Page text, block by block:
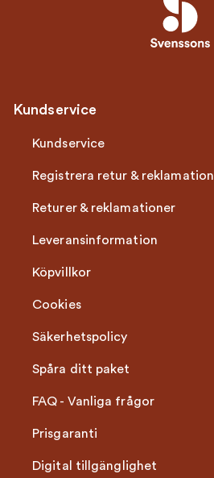
Kundservice
Kundservice
Registrera retur & reklamation
Returer & reklamationer
Leveransinformation
Köpvillkor
Cookies
Säkerhetspolicy
Spåra ditt paket
FAQ - Vanliga frågor
Prisgaranti
Digital tillgänglighet